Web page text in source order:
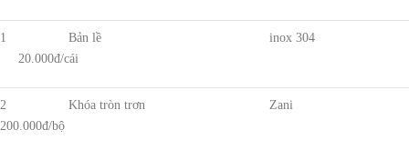
1 Bản lề inox 304
20.000đ/cái
2 Khóa tròn trơn Zani
200.000đ/bộ